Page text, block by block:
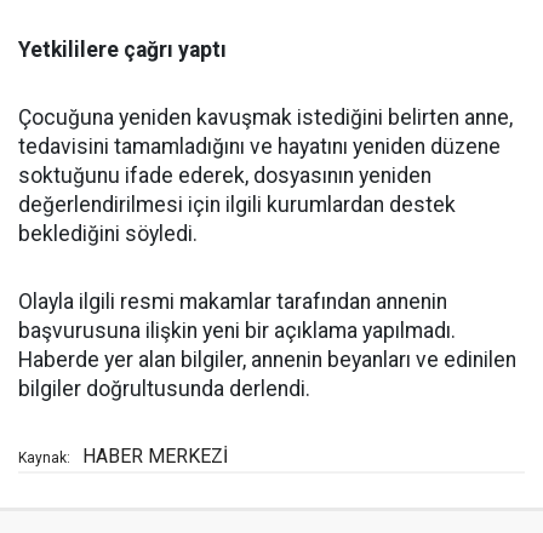
Yetkililere çağrı yaptı
Çocuğuna yeniden kavuşmak istediğini belirten anne,
tedavisini tamamladığını ve hayatını yeniden düzene
soktuğunu ifade ederek, dosyasının yeniden
değerlendirilmesi için ilgili kurumlardan destek
beklediğini söyledi.
Olayla ilgili resmi makamlar tarafından annenin
başvurusuna ilişkin yeni bir açıklama yapılmadı.
Haberde yer alan bilgiler, annenin beyanları ve edinilen
bilgiler doğrultusunda derlendi.
Kaynak: HABER MERKEZİ